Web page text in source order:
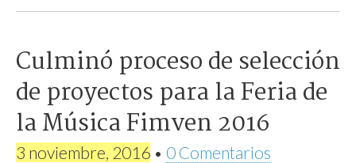
96.3
FM
Culminó proceso de selección
de proyectos para la Feria de
la Música Fimven 2016
3 noviembre, 2016 • 0 Comentarios